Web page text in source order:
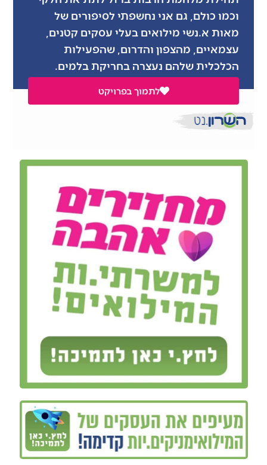
וכמו כולם, גם אני נחשפתי לסיפורים של
מאות א.נשי מילואים בעלי עסקים קטנים,
עצמאיים, מהצפון והדרום, שהפעילות
הכלכלית שלהם נעצרה בחריקת בלמים.
לתמוך בפרויקט